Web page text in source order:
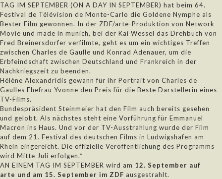
TAG IM SEPTEMBER (ON A DAY IN SEPTEMBER) hat beim 64.
Festival de Télévision de Monte-Carlo die Goldene Nymphe als
Bester Film gewonnen. In der ZDF/arte-Produktion von Network
Movie und made in munich, bei der Kai Wessel das Drehbuch von
Fred Breinersdorfer verfilmte, geht es um ein wichtiges Treffen
zwischen Charles de Gaulle und Konrad Adenauer, um die
Erbfeindschaft zwischen Deutschland und Frankreich in der
Nachkriegszeit zu beenden.
Hélène Alexandridis gewann für ihr Portrait von Charles de
Gaulles Ehefrau Yvonne den Preis für die Beste Darstellerin eines
TV-Films.
Bundespräsident Steinmeier hat den Film auch bereits gesehen
und gelobt. Als nächstes steht eine Vorführung für Emmanuel
Macron ins Haus. Und vor der TV-Ausstrahlung wurde der Film
auf dem 21. Festival des deutschen Films in Ludwigshafen am
Rhein eingereicht. Die offizielle Veröffentlichung des Programms
wird Mitte Juli erfolgen.*
AN EINEM TAG IM SEPTEMBER wird am 12. September auf
arte und am 15. September im ZDF ausgestrahlt.